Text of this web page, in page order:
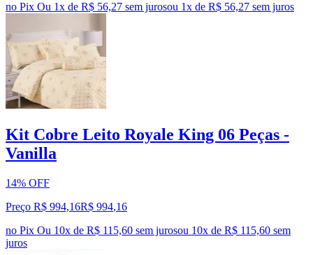
no Pix Ou 1x de R$ 56,27 sem jurosou 1x de R$ 56,27 sem juros
Kit Cobre Leito Royale King 06 Peças -
Vanilla
14% OFF
Preço R$ 994,16R$ 994,16
no Pix Ou 10x de R$ 115,60 sem jurosou 10x de R$ 115,60 sem
juros